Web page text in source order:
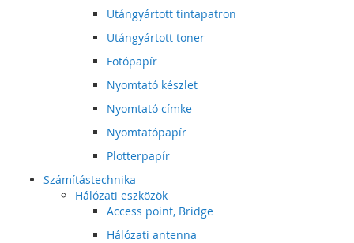
Utángyártott tintapatron
Utángyártott toner
Fotópapír
Nyomtató készlet
Nyomtató címke
Nyomtatópapír
Plotterpapír
Számítástechnika
Hálózati eszközök
Access point, Bridge
Hálózati antenna